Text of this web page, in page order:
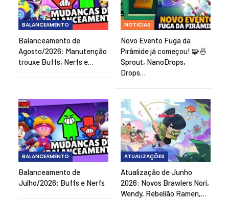
BALANCEAMENTO
Balanceamento de
Agosto/2026: Manutenção
trouxe Buffs, Nerfs e…
NOTICIAS
Novo Evento Fuga da
Pirâmide já começou! 🧩🍜
Sprout, NanoDrops,
Drops…
BALANCEAMENTO
Balanceamento de
Julho/2026: Buffs e Nerfs
ATUALIZAÇÕES
Atualização de Junho
2026: Novos Brawlers Nori,
Wendy, Rebelião Ramen,…